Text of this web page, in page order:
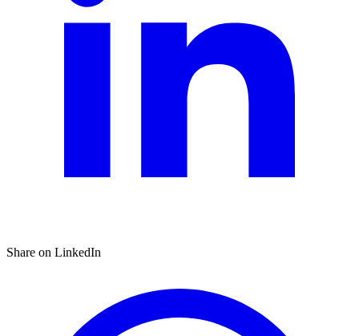
Share on LinkedIn